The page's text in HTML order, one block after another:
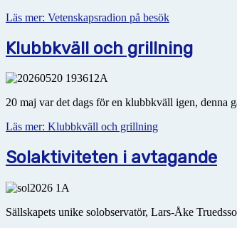
Läs mer: Vetenskapsradion på besök
Klubbkväll och grillning
20 maj var det dags för en klubbkväll igen, denna
Läs mer: Klubbkväll och grillning
Solaktiviteten i avtagande
Sällskapets unike solobservatör, Lars-Åke